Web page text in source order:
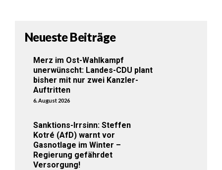
Neueste Beiträge
Merz im Ost-Wahlkampf
unerwünscht: Landes-CDU plant
bisher mit nur zwei Kanzler-
Auftritten
6. August 2026
Sanktions-Irrsinn: Steffen
Kotré (AfD) warnt vor
Gasnotlage im Winter –
Regierung gefährdet
Versorgung!